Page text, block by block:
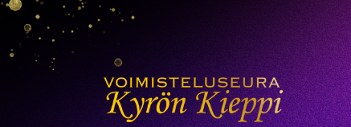
Siirry
sivun
sisältöön
Voimisteluseura Kyrön Kieppi